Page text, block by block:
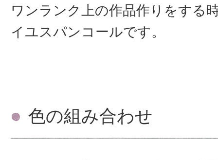
ワンランク上の作品作りをする
イユスパンコールです。
色の組み合わせ